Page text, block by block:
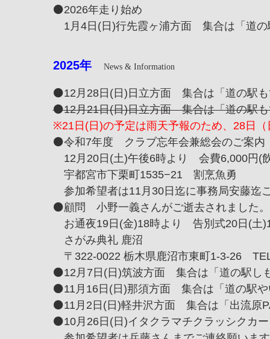
⚫️2026年走り始め
1月4日(日)行先霞ヶ浦方面 集合は「道の
2025年 News & Information
⚫️12月28日(日)日立方面 集合は「道の駅
⚫️12月21日(日)日立方面 集合は「道の駅
※21日(日)の予定は雨天予報のため、28日
⚫️令和7年度 クラブ忘年会兼総会のご案内
12月20日(土)午後6時より 会費6,000円(
宇都宮市下栗町1535−21 割烹魚勇
参加希望者は11月30日迄に事務局安藤迄
⚫️顧問 小野一義さんがご逝去されました
お通夜19日(金)18時より 告別式20日(土
さがみ典礼 鹿沼
〒322-0022 栃木県鹿沼市東町1-3-26
⚫️12月7日(日)筑波方面 集合は「道の駅し
⚫️11月16日(日)那須方面 集合は「道の駅や
⚫️11月2日(日)軽井沢方面 集合は「出流原
⚫️10月26日(日)イタクラマチクラッシク